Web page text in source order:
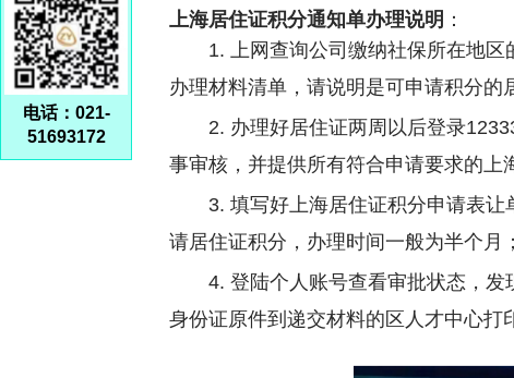
电话：021-
51693172
上海居住证积分通知单办理说明 ：
1. 上网查询公司缴纳社保所在地
办理材料清单，请说明是可申请积分的
2. 办理好居住证两周以后登录
事审核，并提供所有符合申请要求的上
3. 填写好上海居住证积分申请表
请居住证积分，办理时间一般为半个月；
4. 登陆个人账号查看审批状态，发
身份证原件到递交材料的区人才中心打